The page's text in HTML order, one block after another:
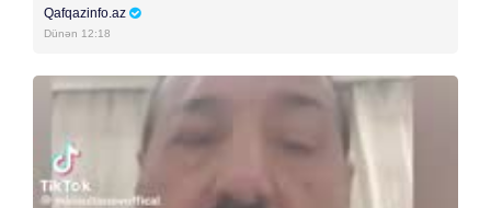
Qafqazinfo.az
Dünən 12:18